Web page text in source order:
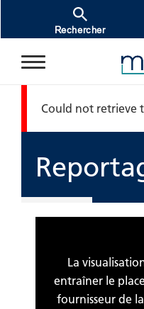
Aller au contenu principal
Rechercher
Message
Could not retrieve
La
entraîner le
fournisseur de